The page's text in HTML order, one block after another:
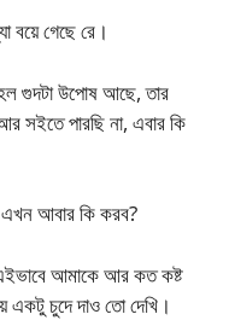
বয়ে গেছে রে।
গুদটা উপোষ আছে, তার
সইতে পারছি না, এবার কি
এখন আবার কি করব?
এইভাবে আমাকে আর কত কষ্ট
একটু চুদে দাও তো দেখি।